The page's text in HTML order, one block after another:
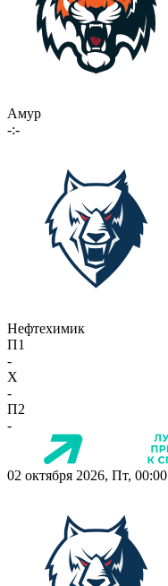
Амур
-:-
Нефтехимик
П1
-
X
-
П2
-
02 октября 2026, Пт, 00:00